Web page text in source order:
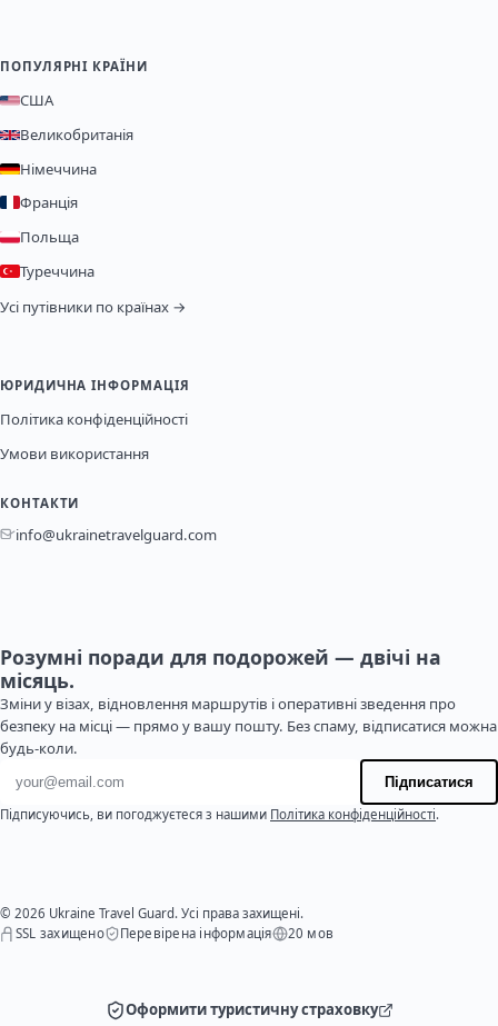
ПОПУЛЯРНІ КРАЇНИ
США
Великобританія
Німеччина
Франція
Польща
Туреччина
Усі путівники по країнах →
ЮРИДИЧНА ІНФОРМАЦІЯ
Політика конфіденційності
Умови використання
КОНТАКТИ
info@ukrainetravelguard.com
Розумні поради для подорожей — двічі на
місяць.
Зміни у візах, відновлення маршрутів і оперативні зведення про
безпеку на місці — прямо у вашу пошту. Без спаму, відписатися можна
будь-коли.
Адреса електронної пошти
Підписатися
Підписуючись, ви погоджуєтеся з нашими Політика конфіденційності.
© 2026 Ukraine Travel Guard. Усі права захищені.
SSL захищено
Перевірена інформація 20 мов
Оформити туристичну страховку